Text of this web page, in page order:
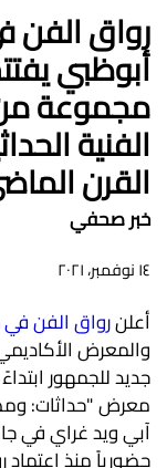
رواق الفن
أبوظبي
مجموعة من
الفنية
القرن
خبر صحفي
أعلنرواق الفن في
والمعرض الأكاديمي
معرض"حداثات:
آبي ويد غراي في
حضورياً منذ اعتماد